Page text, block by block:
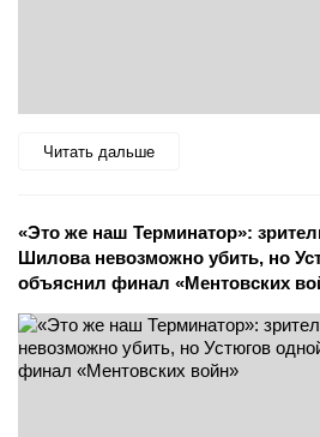
Читать дальше
«Это же наш Терминатор»:
Шилова невозможно убить, но
объяснил финал «Ментовских